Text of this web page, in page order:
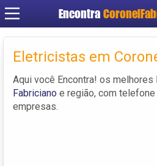
Encontra
Criar
Eletricistas em
Aqui você Encontra! os melhores
Fabriciano e região, com
empresas.